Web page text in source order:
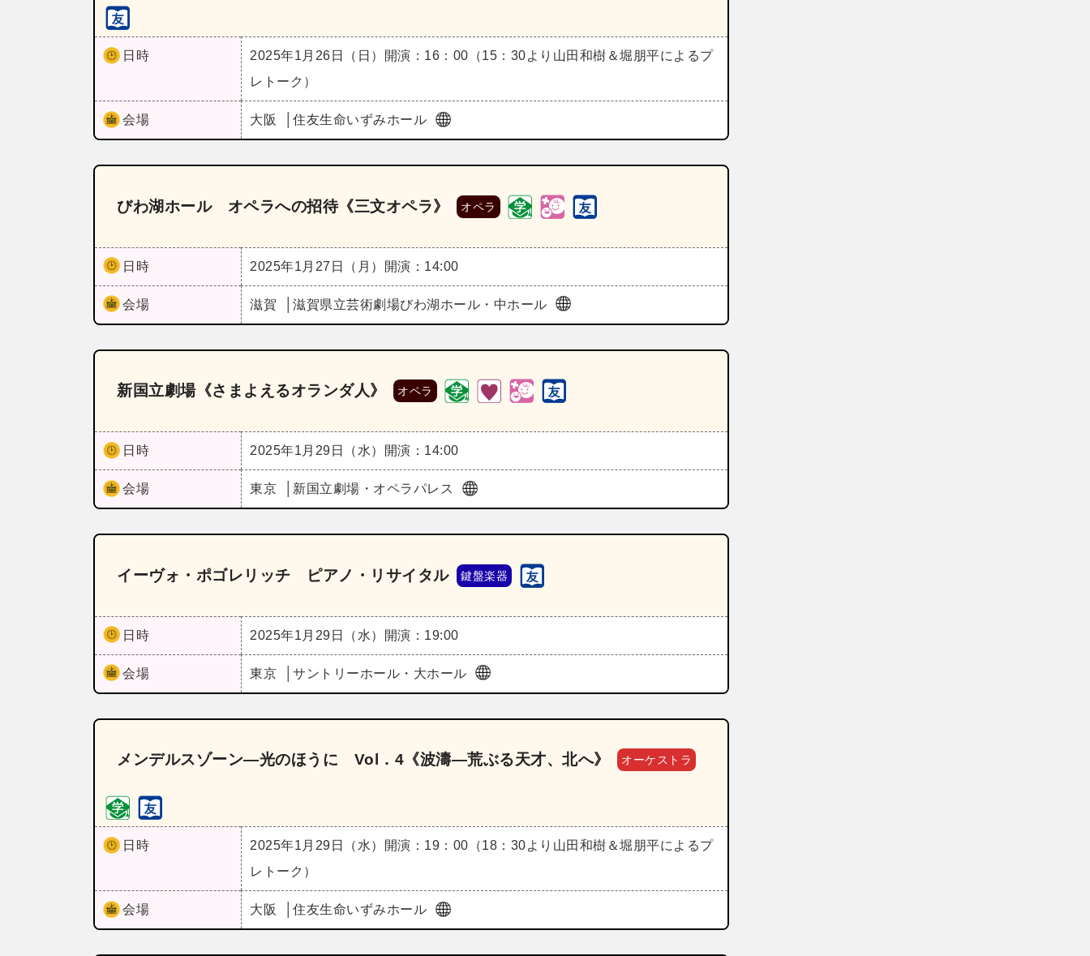
日時 2025年1月26日（日）
開演：16：00（15：30より山田和樹＆堀朋平によるプ
レトーク）
会場 大阪 住友生命いずみホール
びわ湖ホール オペラへの招待《三文オペラ》 オペラ
日時 2025年1月27日（月） 開演：14:00
会場 滋賀 滋賀県立芸術劇場びわ湖ホール・中ホール
新国立劇場《さまよえるオランダ人》 オペラ
日時 2025年1月29日（水） 開演：14:00
会場 東京 新国立劇場・オペラパレス
イーヴォ・ポゴレリッチ ピアノ・リサイタル 鍵盤楽器
日時 2025年1月29日（水） 開演：19:00
会場 東京 サントリーホール・大ホール
メンデルスゾーン―光のほうに Vol．4《波濤―荒ぶる天才、北へ》 オーケストラ
日時 2025年1月29日（水）
開演：19：00（18：30より山田和樹＆堀朋平によるプ
レトーク）
会場 大阪 住友生命いずみホール